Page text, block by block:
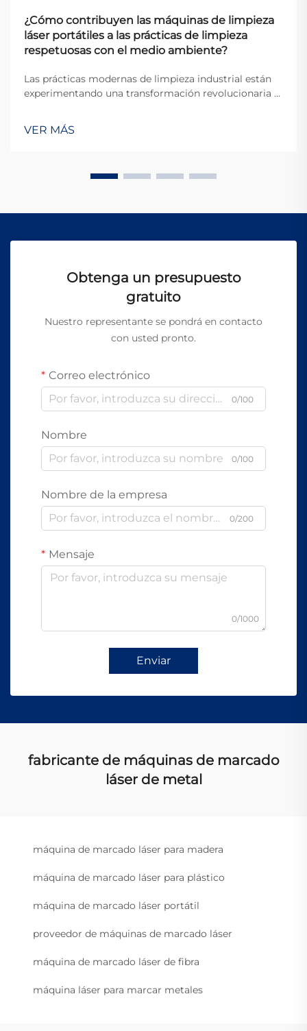
¿Cómo contribuyen las máquinas de limpieza
láser portátiles a las prácticas de limpieza
respetuosas con el medio ambiente?
Las prácticas modernas de limpieza industrial están
experimentando una transformación revolucionaria a
sostenibles y respetuosas con el medio ambiente. Los
métodos tradicionales de limpieza suelen basarse en
VER MÁS
Obtenga un presupuesto
gratuito
Nuestro representante se pondrá en contacto
con usted pronto.
Correo electrónico
0/100
Nombre
0/100
Nombre de la empresa
0/200
Mensaje
0/1000
Enviar
fabricante de máquinas de marcado
láser de metal
máquina de marcado láser para madera
máquina de marcado láser para plástico
máquina de marcado láser portátil
proveedor de máquinas de marcado láser
máquina de marcado láser de fibra
máquina láser para marcar metales